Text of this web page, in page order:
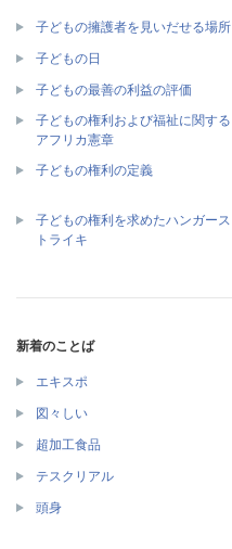
子どもの擁護者を見いだせる場所
子どもの日
子どもの最善の利益の評価
子どもの権利および福祉に関する
アフリカ憲章
子どもの権利の定義
子どもの権利を求めたハンガース
トライキ
新着のことば
エキスポ
図々しい
超加工食品
テスクリアル
頭身